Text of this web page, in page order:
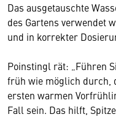
Das ausgetauschte
des Gartens verwendet
und in korrekter
Poinstingl rät: „Führen
früh wie möglich durch,
ersten warmen
Fall sein. Das hilft,